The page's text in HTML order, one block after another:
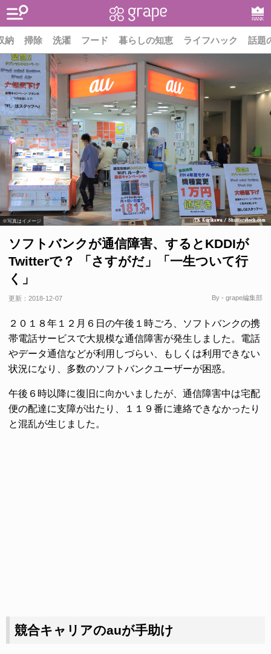
RANK
納 掃除 洗濯 フード 暮らしの知恵 ライフハック 話題
※写真はイメージ
ソフトバンクが通信障害、するとKDDIが
Twitterで？ 「さすがだ」「一生ついて行
く」
更新： 2018-12-07 By - grape編集部
２０１８年１２月６日の午後１時ごろ、ソフトバンクの携
帯電話サービスで大規模な通信障害が発生しました。電話
やデータ通信などが利用しづらい、もしくは利用できない
状況になり、多数のソフトバンクユーザーが困惑。
午後６時以降に復旧に向かいましたが、通信障害中は宅配
便の配達に支障が出たり、１１９番に連絡できなかったり
と混乱が生じました。
競合キャリアのauが手助け